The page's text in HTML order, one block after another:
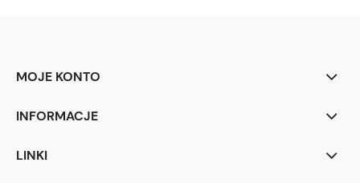
MOJE KONTO
INFORMACJE
LINKI